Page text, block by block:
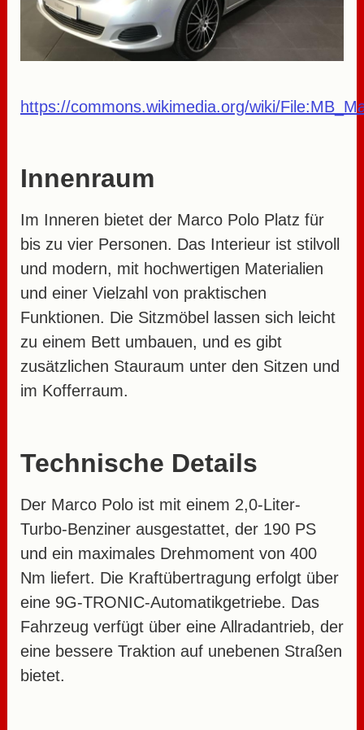
https://commons.wikimedia.org/wiki/
Innenraum
Im Inneren bietet der Marco Polo Platz für
bis zu vier Personen. Das Interieur ist stilvoll
und modern, mit hochwertigen Materialien
und einer Vielzahl von praktischen
Funktionen. Die Sitzmöbel lassen sich leicht
zu einem Bett umbauen, und es gibt
zusätzlichen Stauraum unter den Sitzen und
im Kofferraum.
Technische Details
Der Marco Polo ist mit einem 2,0-Liter-
Turbo-Benziner ausgestattet, der 190 PS
und ein maximales Drehmoment von 400
Nm liefert. Die Kraftübertragung erfolgt über
eine 9G-TRONIC-Automatikgetriebe. Das
Fahrzeug verfügt über eine Allradantrieb, der
eine bessere Traktion auf unebenen Straßen
bietet.